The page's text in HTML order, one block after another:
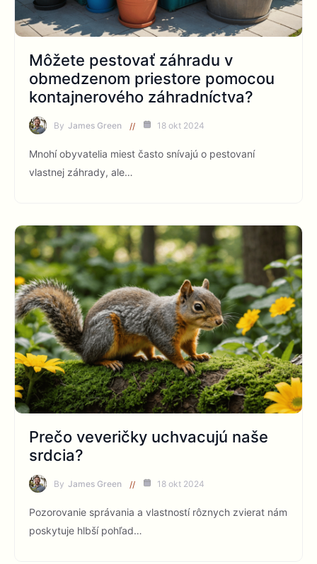
Môžete pestovať záhradu v
obmedzenom priestore pomocou
kontajnerového záhradníctva?
By James Green 18 okt 2024
Mnohí obyvatelia miest často snívajú o pestovaní
vlastnej záhrady, ale…
Prečo veveričky uchvacujú naše
srdcia?
By James Green 18 okt 2024
Pozorovanie správania a vlastností rôznych zvierat nám
poskytuje hlbší pohľad…